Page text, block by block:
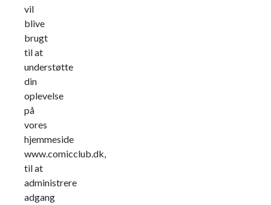
vil
blive
brugt
til at
understøtte
din
oplevelse
på
vores
hjemmeside
www.comicclub.dk,
til at
administrere
adgang